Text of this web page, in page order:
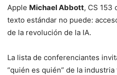
Apple Michael Abbott, CS 153
texto estándar no puede:
de la revolución de la IA.
La lista de conferenciantes
“quién es quién” de la